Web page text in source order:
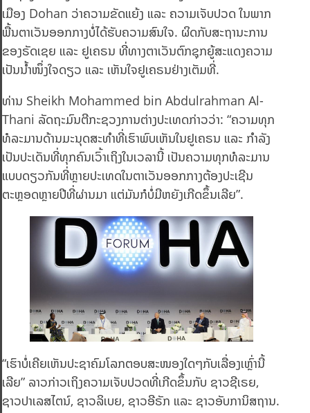
ເມືອງ Dohan ວ່າຄວາມຂັດແຍ້ງ ແລະ ຄວາມເຈັບປວດ ໃນພາກ
ພື້ນຕາເວັນອອກກາງບໍ່ໄດ້ຮັບຄວາມສົນໃຈ. ຜິດກັບສະຖານະການ
ຂອງຣັດເຊຍ ແລະ ຢູເຄຣນ ທີ່ທາງຕາເວັນຕົກຊຸກຍູ້ສະແດງຄວາມ
ເປັນນໍ້າໜຶ່ງໃຈດຽວ ແລະ ເຫັນໃຈຢູເຄຣນຢ່າງເຕັມທີ່.
ທ່ານ Sheikh Mohammed bin Abdulrahman Al-
Thani ລັດຖະມົນຕີກະຊວງການຕ່າງປະເທດກ່າວວ່າ: “ຄວາມທຸກ
ທໍລະມານດ້ານມະນຸດສະທຳທີ່ເຮົາພົບເຫັນໃນຢູເຄຣນ ແລະ ກຳລັງ
ເປັນປະເດັນທີ່ທຸກຄົນເວົ້າເຖິງໃນເວລານີ້ ເປັນຄວາມທຸກທໍລະມານ
ແບບດຽວກັນທີ່ຫຼາຍປະເທດໃນຕາເວັນອອກກາງຕ້ອງປະເຊີນ
ຕະຫຼອດຫຼາຍປີທີ່ຜ່ານມາ ແຕ່ມັນກໍບໍ່ມີຫຍັງເກີດຂຶ້ນເລີຍ”.
“ເຮົາບໍ່ເຄີຍເຫັນປະຊາຄົມໂລກຕອບສະໜອງໃດໆກັບເລື່ອງເຫຼົ່ານີ້
ເລີຍ” ລາວກ່າວເຖິງຄວາມເຈັບປວດທີ່ເກີດຂຶ້ນກັບ ຊາວຊີເຣຍ,
ຊາວປາເລສໄຕນ໌, ຊາວລິເບຍ, ຊາວອີຣັກ ແລະ ຊາວອັບການິສຖານ.